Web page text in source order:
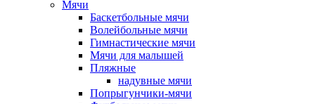
Мячи
Баскетбольные мячи
Волейбольные мячи
Гимнастические мячи
Мячи для малышей
Пляжные
надувные мячи
Попрыгунчики-мячи